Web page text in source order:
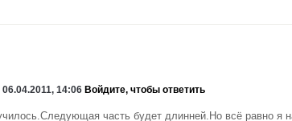
06.04.2011, 14:06 Войдите, чтобы ответить
часть будет длинней.Но всё равно я